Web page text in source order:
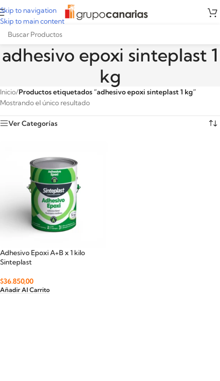
Skip to navigation
Skip to main content
adhesivo epoxi sinteplast 1
kg
Inicio/Productos etiquetados “adhesivo epoxi sinteplast 1 kg”
Mostrando el único resultado
Ver Categorías
Adhesivo Epoxi A+B x 1 kilo
Sinteplast
$36.850,00
Añadir Al Carrito